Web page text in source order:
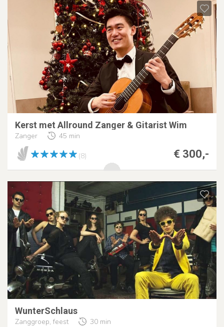
Kerst met Allround Zanger & Gitarist Wim
Zanger 45 min
€ 300,-
(8)
WunterSchlaus
Zanggroep, feest 30 min